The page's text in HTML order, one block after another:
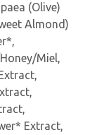
(Olive)
Almond)
Miel,
Extract,